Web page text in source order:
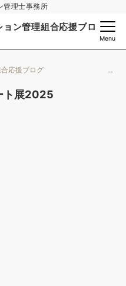
管理士事務所
ン管理組合応援ブロ
Menu
ン管理組合応援ブログ
ト展2025